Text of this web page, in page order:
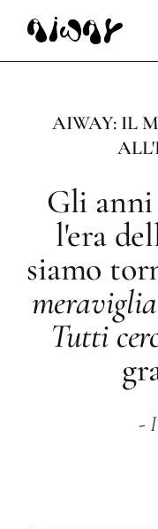
AIWAY: IL
Gli anni
l'era
siamo
meraviglia
Tutti
-